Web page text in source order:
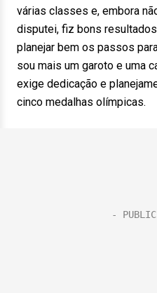
várias classes e, embora
disputei, fiz bons
planejar bem os passos
sou mais um garoto e uma
exige dedicação e
cinco medalhas olímpicas.